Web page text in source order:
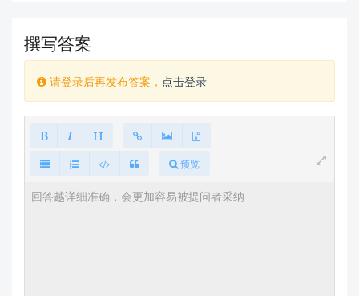
撰写答案
请登录后再发布答案， 点击登录
预览